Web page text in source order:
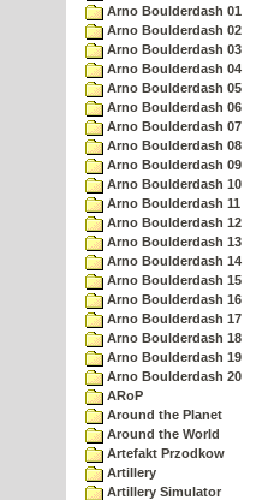
Arno Boulderdash 01
Arno Boulderdash 02
Arno Boulderdash 03
Arno Boulderdash 04
Arno Boulderdash 05
Arno Boulderdash 06
Arno Boulderdash 07
Arno Boulderdash 08
Arno Boulderdash 09
Arno Boulderdash 10
Arno Boulderdash 11
Arno Boulderdash 12
Arno Boulderdash 13
Arno Boulderdash 14
Arno Boulderdash 15
Arno Boulderdash 16
Arno Boulderdash 17
Arno Boulderdash 18
Arno Boulderdash 19
Arno Boulderdash 20
ARoP
Around the Planet
Around the World
Artefakt Przodkow
Artillery
Artillery Simulator